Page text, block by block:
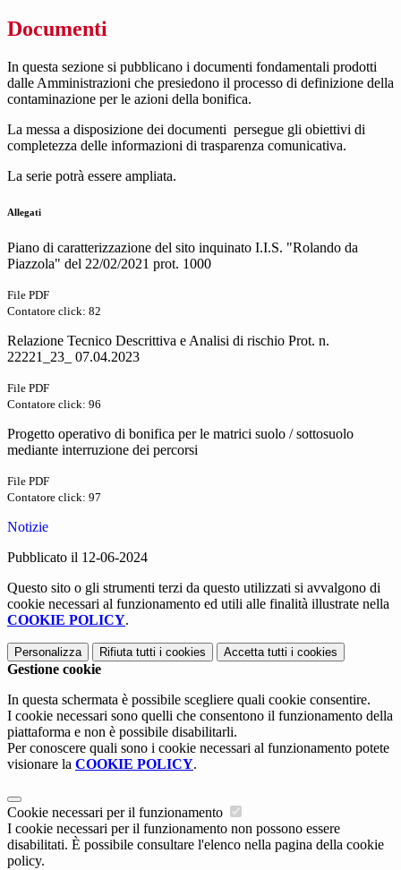
Documenti
In questa sezione si pubblicano i documenti fondamentali prodotti
dalle Amministrazioni che presiedono il processo di definizione della
contaminazione per le azioni della bonifica.
La messa a disposizione dei documenti persegue gli obiettivi di
completezza delle informazioni di trasparenza comunicativa.
La serie potrà essere ampliata.
Allegati
Piano di caratterizzazione del sito inquinato I.I.S. "Rolando da
Piazzola" del 22/02/2021 prot. 1000
File PDF
Contatore click: 82
Relazione Tecnico Descrittiva e Analisi di rischio Prot. n.
22221_23_ 07.04.2023
File PDF
Contatore click: 96
Progetto operativo di bonifica per le matrici suolo / sottosuolo
mediante interruzione dei percorsi
File PDF
Contatore click: 97
Notizie
Pubblicato il 12-06-2024
Questo sito o gli strumenti terzi da questo utilizzati si avvalgono di
cookie necessari al funzionamento ed utili alle finalità illustrate nella
COOKIE POLICY.
Personalizza Rifiuta tutti i cookies Accetta tutti i cookies
Gestione cookie
In questa schermata è possibile scegliere quali cookie consentire.
I cookie necessari sono quelli che consentono il funzionamento della
piattaforma e non è possibile disabilitarli.
Per conoscere quali sono i cookie necessari al funzionamento potete
visionare la COOKIE POLICY.
Cookie necessari per il funzionamento
I cookie necessari per il funzionamento non possono essere
disabilitati. È possibile consultare l'elenco nella pagina della cookie
policy.